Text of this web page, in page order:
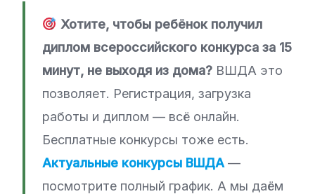
Хотите, чтобы ребёнок получил
диплом всероссийского конкурса за 15
минут, не выходя из дома? ВШДА это
позволяет. Регистрация, загрузка
работы и диплом — всё онлайн.
Бесплатные конкурсы тоже есть.
Актуальные конкурсы ВШДА —
посмотрите полный график. А мы даём